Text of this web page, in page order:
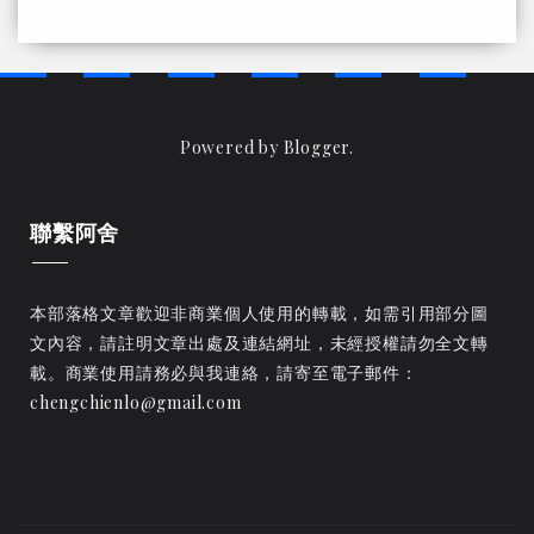
Powered by Blogger.
聯繫阿舍
本部落格文章歡迎非商業個人使用的轉載，如需引用部分圖
文內容，請註明文章出處及連結網址，未經授權請勿全文轉
載。商業使用請務必與我連絡，請寄至電子郵件：
chengchienlo@gmail.com